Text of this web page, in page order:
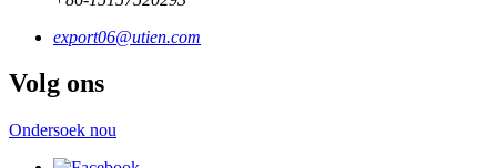
export06@utien.com
Volg ons
Ondersoek nou